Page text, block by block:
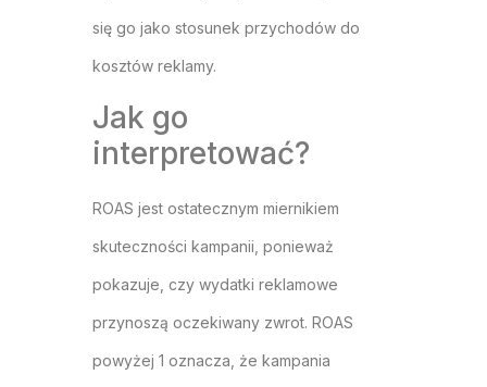
się go jako stosunek przychodów do
kosztów reklamy.
Jak go
interpretować?
ROAS jest ostatecznym miernikiem
skuteczności kampanii, ponieważ
pokazuje, czy wydatki reklamowe
przynoszą oczekiwany zwrot. ROAS
powyżej 1 oznacza, że kampania